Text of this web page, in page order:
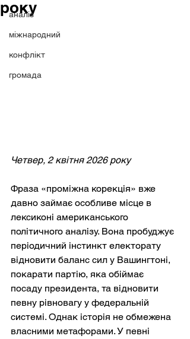
аналіз
міжнародний
конфлікт
громада
року
Четвер, 2 квітня 2026 року
Фраза «проміжна корекція» вже
давно займає особливе місце в
лексиконі американського
політичного аналізу. Вона пробуджує
періодичний інстинкт електорату
відновити баланс сил у Вашингтоні,
покарати партію, яка обіймає
посаду президента, та відновити
певну рівновагу у федеральній
системі. Однак історія не обмежена
власними метафорами. У певні